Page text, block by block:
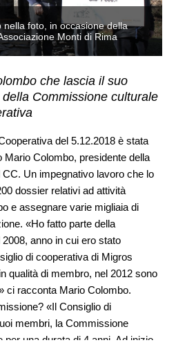
foto, in occasione della
Monti di Rima
che lascia il suo
Commissione culturale
del 5.12.2018 è stata
Mario Colombo, presidente della
Un impegnativo lavoro che lo
dossier relativi ad attività
e assegnare varie migliaia di
«Ho fatto parte della
anno in cui ero stato
di cooperativa di Migros
qualità di membro, nel 2012 sono
ci racconta Mario Colombo.
«Il Consiglio di
membri, la Commissione
una durata di 4 anni. Ad inizio